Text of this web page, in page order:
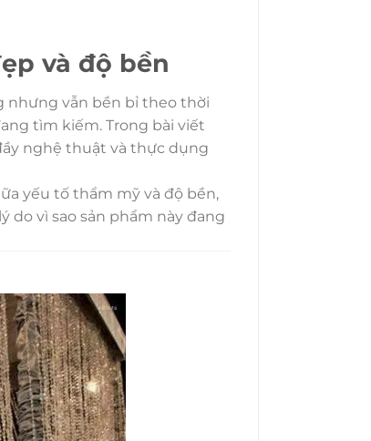
và độ bền
nhưng vẫn bền bỉ theo thời
tìm kiếm. Trong bài viết
nghệ thuật và thực dụng
yếu tố thẩm mỹ và độ bền,
vì sao sản phẩm này đang